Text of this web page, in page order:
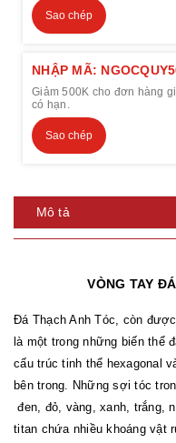
Sao chép
NHẬP MÃ:
Giảm 500K cho đơn hàng
có hạn.
Sao chép
Mô tả
VÒNG TAY
Đá Thạch Anh Tóc, còn
là một trong những biến thể
cấu trúc tinh thể hexagonal
bên trong. Những sợi tóc
đen, đỏ, vàng, xanh, trắng,
titan chứa nhiều khoáng vật